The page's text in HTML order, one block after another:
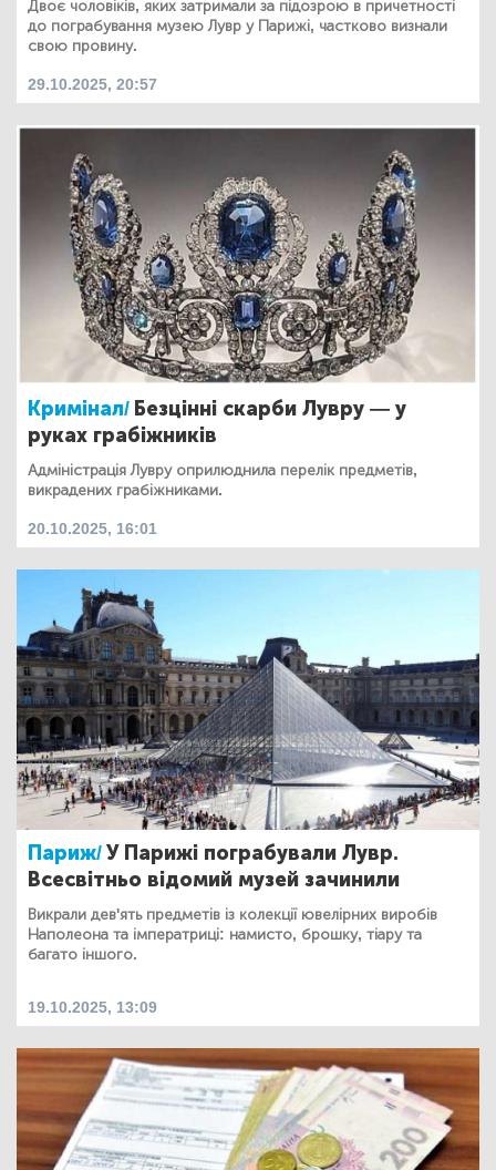
Двоє чоловіків, яких затримали за підозрою в причетності
до пограбування музею Лувр у Парижі, частково визнали
свою провину.
29.10.2025, 20:57
Кримінал/ Безцінні скарби Лувру — у
руках грабіжників
Адміністрація Лувру оприлюднила перелік предметів,
викрадених грабіжниками.
20.10.2025, 16:01
Париж/У Парижі пограбували Лувр.
Всесвітньо відомий музей зачинили
Викрали дев'ять предметів із колекції ювелірних виробів
Наполеона та імператриці: намисто, брошку, тіару та
багато іншого.
19.10.2025, 13:09